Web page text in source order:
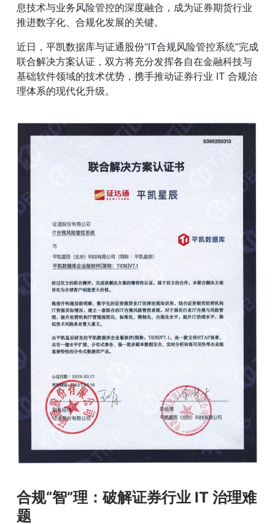
息技术与业务风险管控的深度融合，成为证券期货行业
推进数字化、合规化发展的关键。
近日，平凯数据库与证通股份“IT合规风险管控系统”完成
联合解决方案认证，双方将充分发挥各自在金融科技与
基础软件领域的技术优势，携手推动证券行业 IT 合规治
理体系的现代化升级。
合规“智”理：破解证券行业 IT 治理难
题